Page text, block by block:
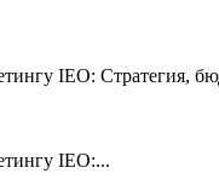
IEO: Стратегия,
IEO:...